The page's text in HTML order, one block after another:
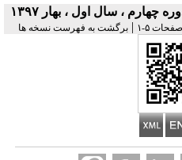
دوره ۱، شماره ۶ - ( شماره ۶ ، دوره چهارم ، سال اول ، بهار ۱۳۹۷
|برگشت به فهرست نسخه ها